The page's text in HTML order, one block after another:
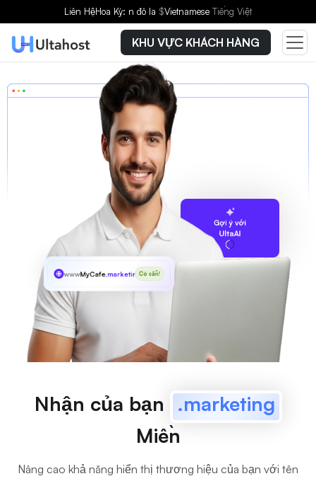
Liên HệHoa Kỳ: n đô la $Vietnamese Tiếng Việt
KHU VỰC KHÁCH HÀNG
Gợi ý với
UltaAI
wwwMyCafe.marketingCó sẵn!
Nhận của bạn
.marketing
Miền
Nâng cao khả năng hiển thị thương hiệu của bạn với tên